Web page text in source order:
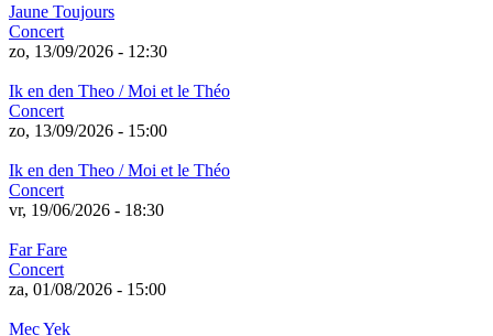
Jaune Toujours
Concert
zo, 13/09/2026 - 12:30
Ik en den Theo / Moi et le Théo
Concert
zo, 13/09/2026 - 15:00
Ik en den Theo / Moi et le Théo
Concert
vr, 19/06/2026 - 18:30
Far Fare
Concert
za, 01/08/2026 - 15:00
Mec Yek